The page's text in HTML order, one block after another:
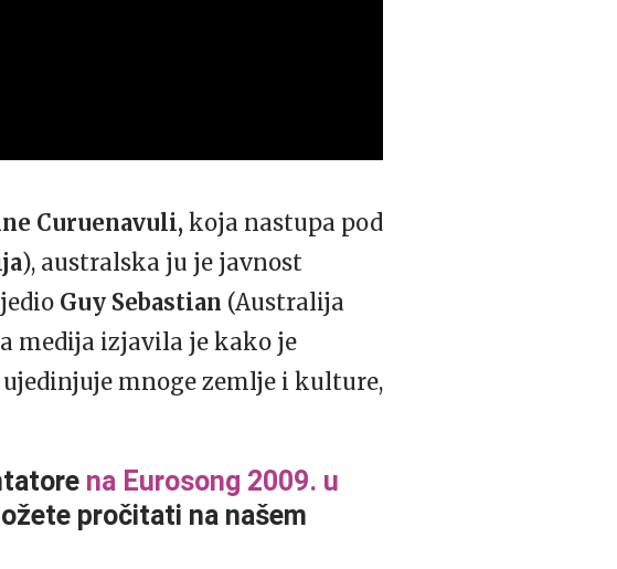
Curuenavuli, koja nastupa pod
), australska ju je javnost
Guy Sebastian (Australija
medija izjavila je kako je
mnoge zemlje i kulture,
na Eurosong 2009. u
pročitati na našem